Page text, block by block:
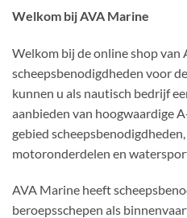
Welkom bij AVA Marine
Welkom bij de online shop
scheepsbenodigdheden voor
kunnen u als nautisch bedrijf
aanbieden van hoogwaardige
gebied
motoronderdelen en
AVA Marine heeft
beroepsschepen als